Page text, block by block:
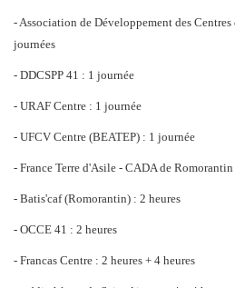
- Association de Développement des
journées
- DDCSPP 41 : 1 journée
- URAF Centre : 1 journée
- UFCV Centre (BEATEP) : 1 journée
- France Terre d'Asile - CADA de
- Batis'caf (Romorantin) : 2 heures
- OCCE 41 : 2 heures
- Francas Centre : 2 heures + 4 heures